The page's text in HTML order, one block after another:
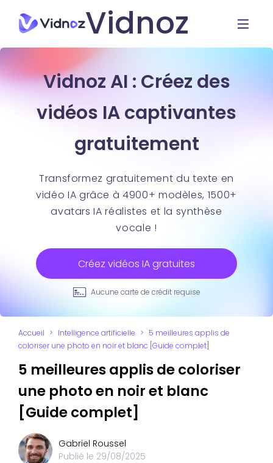
Vidnoz
Vidnoz AI : Créez des
vidéos IA captivantes
gratuitement
Transformez gratuitement du texte en
vidéo IA grâce à 4900+ modèles, 1500+
avatars IA réalistes et la synthèse
vocale !
Créez vidéos IA gratuites
Aucune carte de crédit requise
Accueil > Intelligence artificielle > 5 meilleures applis de
coloriser une photo en noir et blanc [Guide complet]
5 meilleures applis de coloriser
une photo en noir et blanc
[Guide complet]
Gabriel Roussel
Publié le 29/08/2025